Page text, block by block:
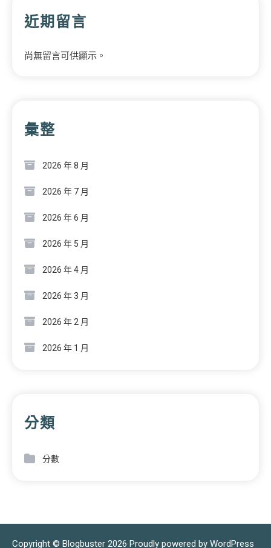
近期留言
尚無留言可供顯示。
彙整
2026 年 8 月
2026 年 7 月
2026 年 6 月
2026 年 5 月
2026 年 4 月
2026 年 3 月
2026 年 2 月
2026 年 1 月
分類
分數
Copyright © Blogbuster 2026 Proudly powered by WordPress